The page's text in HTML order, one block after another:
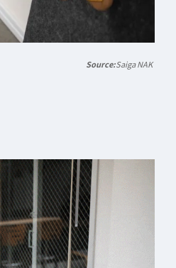
Saiga NAK